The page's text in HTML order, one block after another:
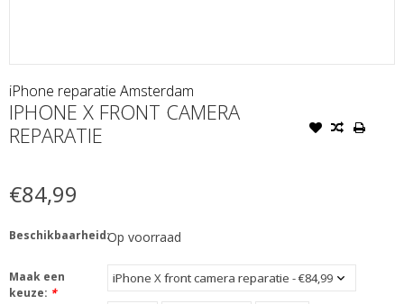
iPhone reparatie Amsterdam
IPHONE X FRONT CAMERA
REPARATIE
€84,99
Beschikbaarheid:Op voorraad
Maak een
keuze: *